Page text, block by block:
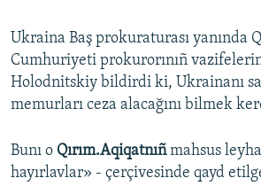
Ukraina Baş prokuraturası yanında
Cumhuriyeti prokurorınıñ
Holodnitskiy bildirdi ki, Ukrainanı
memurları ceza alacağını bilmek
Bunı o Qırım.Aqiqatnıñmahsus
hayırlavlar» - çerçivesinde qayd